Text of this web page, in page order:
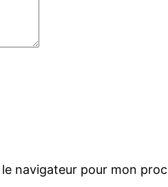
navigateur pour mon